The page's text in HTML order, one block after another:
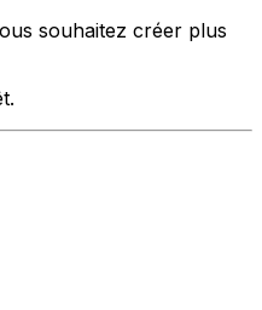
souhaitez créer plus